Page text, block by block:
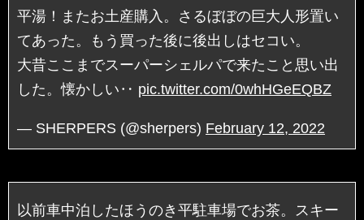
平湯！またお土産購入。さるぼぼの巨大人形置い
てあった。もう買った後に後出しはセコい。
大昔ここまでスーパーシェルパで来たこと思い出
した。懐かしい‥ pic.twitter.com/0whHGeEQBZ
— SHERPERS (@sherpers) February 12, 2022
以前車中泊したほうのき平駐車場でお茶。スキー